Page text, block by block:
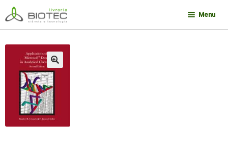
Pular
para
navegação
Pular
para
o
conteúdo
Menu
🔍